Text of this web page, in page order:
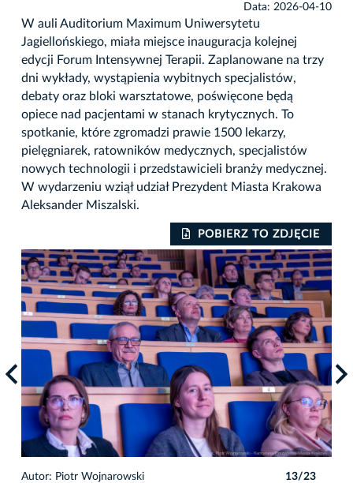
Data: 2026-04-10
W auli Auditorium Maximum Uniwersytetu
Jagiellońskiego, miała miejsce inauguracja kolejnej
edycji Forum Intensywnej Terapii. Zaplanowane na trzy
dni wykłady, wystąpienia wybitnych specjalistów,
debaty oraz bloki warsztatowe, poświęcone będą
opiece nad pacjentami w stanach krytycznych. To
spotkanie, które zgromadzi prawie 1500 lekarzy,
pielęgniarek, ratowników medycznych, specjalistów
nowych technologii i przedstawicieli branży medycznej.
W wydarzeniu wziął udział Prezydent Miasta Krakowa
Aleksander Miszalski.
POBIERZ TO ZDJĘCIE
Autor: Piotr Wojnarowski 13/23